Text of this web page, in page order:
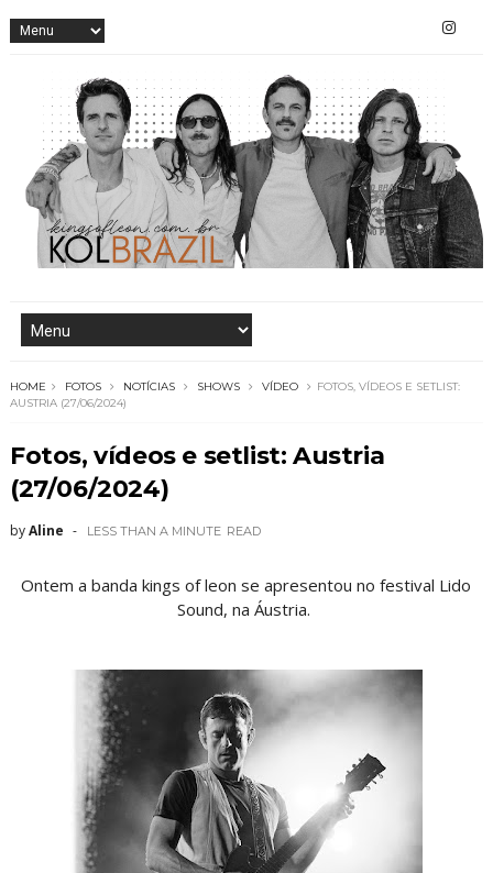
HOME FOTOS NOTÍCIAS SHOWS VÍDEO
FOTOS, VÍDEOS E SETLIST:
AUSTRIA (27/06/2024)
Fotos, vídeos e setlist: Austria
(27/06/2024)
byAline LESS THAN A MINUTE READ
Ontem a banda kings of leon se apresentou no festival Lido
Sound, na Áustria.